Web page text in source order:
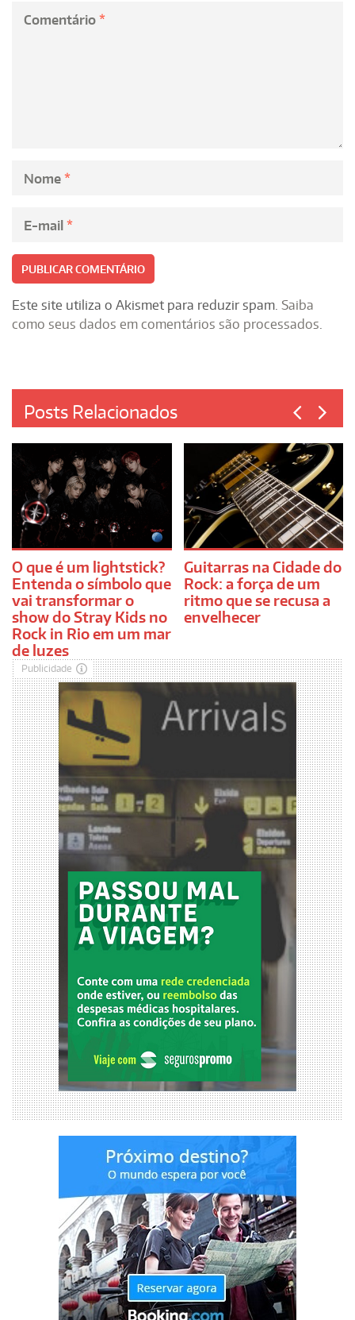
Comentário *
Nome *
E-mail *
Este site utiliza o Akismet para reduzir spam. Saiba
como seus dados em comentários são processados.
Posts Relacionados
O que é um lightstick?
Entenda o símbolo que
vai transformar o
show do Stray Kids no
Rock in Rio em um mar
de luzes
Guitarras na Cidade do
Rock: a força de um
ritmo que se recusa a
envelhecer
Publicidade